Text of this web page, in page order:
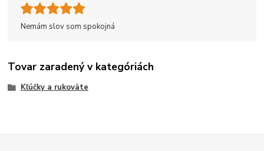
Nemám slov som spokojná
Tovar zaradený v kategóriách
Kľúčky a rukoväte